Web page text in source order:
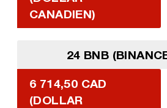
CANADIEN)
24 BNB
6 714,50 CAD
(DOLLAR